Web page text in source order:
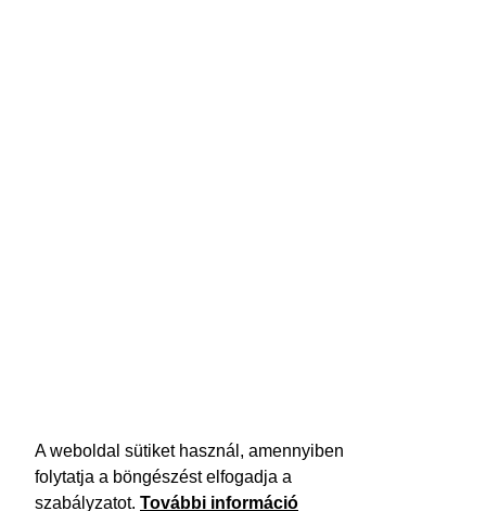
A weboldal sütiket használ, amennyiben
folytatja a böngészést elfogadja a
szabályzatot. További információ